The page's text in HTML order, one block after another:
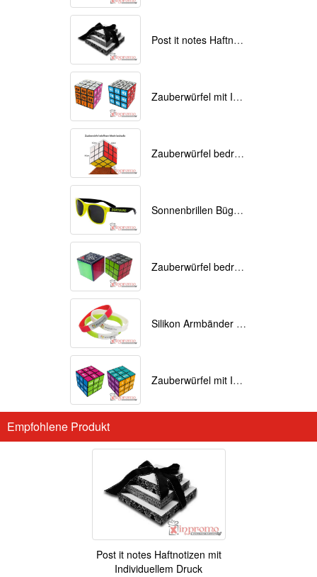
Post it notes Haftnotizen mit Individuellem Druck
Zauberwürfel mit Ihrem Logo als Werbemittel
Zauberwürfel bedruckt als Werbemittel 9cmx9cmx9cm
Sonnenbrillen Bügel bedrucken
Zauberwürfel bedrucken als Werbeartikel
Silikon Armbänder mit Ihrem Logo bedruckt
Zauberwürfel mit Ihrem Motiv
Empfohlene Produkt
Post it notes Haftnotizen mit
Individuellem Druck